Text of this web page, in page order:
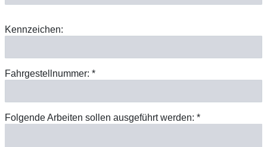
Kennzeichen:
Fahrgestellnummer: *
Folgende Arbeiten sollen ausgeführt werden: *